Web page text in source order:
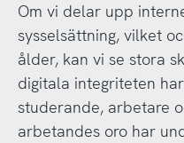
Om vi delar upp
sysselsättning, vilket
ålder, kan vi se stora
digitala integriteten
studerande, arbetare
arbetandes oro har